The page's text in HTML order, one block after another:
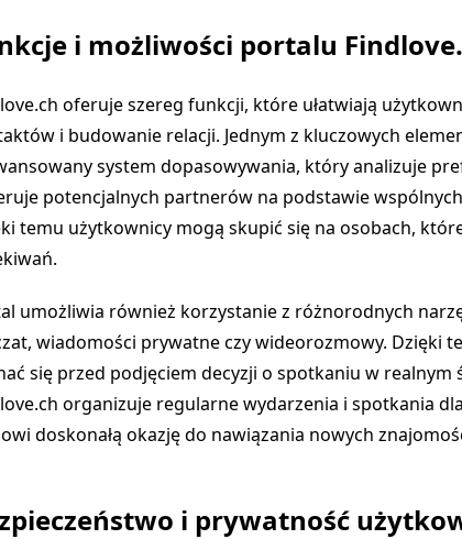
i możliwości portalu
oferuje szereg funkcji, które ułatwiają
i budowanie relacji. Jednym z kluczowych
system dopasowywania, który analizuje
potencjalnych partnerów na podstawie
temu użytkownicy mogą skupić się na osobach,
umożliwia również korzystanie z różnorodnych
wiadomości prywatne czy wideorozmowy. Dzięki
się przed podjęciem decyzji o spotkaniu w realnym
organizuje regularne wydarzenia i spotkania
doskonałą okazję do nawiązania nowych
i prywatność